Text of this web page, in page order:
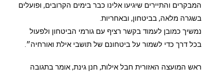
המבקרים והתיירים שיגיעו אלינו כבר בימים הקרובים, ופועלים
בשגרה מלאה, בביטחון, ובאחריות.
נמשיך כמובן לעמוד בקשר רציף עם גורמי הביטחון ולפעול
בכל דרך כדי לשמור על ביטחונם של תושבי אילת ואורחיה״.
ראש המועצה האזורית חבל אילות, חנן גינת, אומר בתגובה